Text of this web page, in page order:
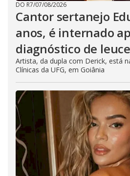
DO R7/07/08/2026
Cantor sertanejo
anos, é internado
diagnóstico de
Artista, da dupla com Derick, está
Clínicas da UFG, em Goiânia